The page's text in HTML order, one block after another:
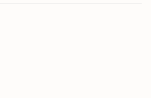
in stile rinascimentale,